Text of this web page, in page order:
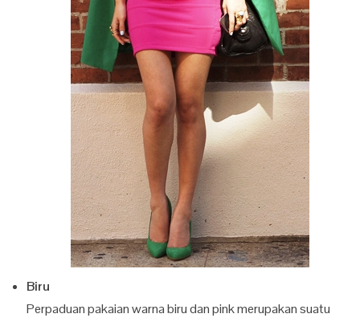
Biru
Perpaduan pakaian warna biru dan pink merupakan suatu